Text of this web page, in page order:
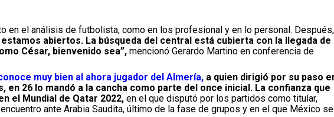
en el análisis de futbolista, como en los profesional y en lo personal. Después,
abiertos. La búsqueda del central está cubierta con la llegada de
César, bienvenido sea”, mencionó Gerardo Martino en conferencia de
muy bien al ahora jugador del Almería, a quien dirigió por su paso
en 26 lo mandó a la cancha como parte del once inicial. La confianza que
el Mundial de Qatar 2022, en el que disputó por los partidos como titular,
ante Arabia Saudita, último de la fase de grupos y en el que México se